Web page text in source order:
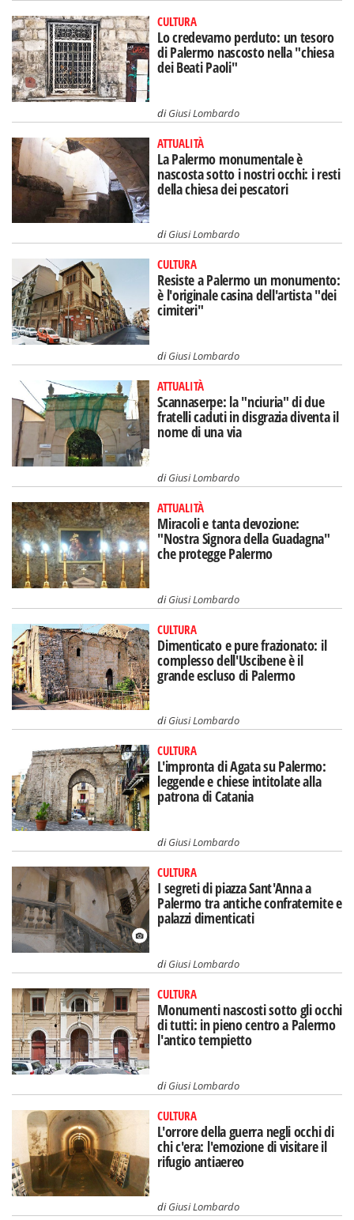
CULTURA
Lo credevamo perduto: un tesoro
di Palermo nascosto nella "chiesa
dei Beati Paoli"
diGiusi Lombardo
ATTUALITÀ
La Palermo monumentale è
nascosta sotto i nostri occhi: i resti
della chiesa dei pescatori
diGiusi Lombardo
CULTURA
Resiste a Palermo un monumento:
è l'originale casina dell'artista "dei
cimiteri"
diGiusi Lombardo
ATTUALITÀ
Scannaserpe: la "nciuria" di due
fratelli caduti in disgrazia diventa il
nome di una via
diGiusi Lombardo
ATTUALITÀ
Miracoli e tanta devozione:
"Nostra Signora della Guadagna"
che protegge Palermo
diGiusi Lombardo
CULTURA
Dimenticato e pure frazionato: il
complesso dell'Uscibene è il
grande escluso di Palermo
diGiusi Lombardo
CULTURA
L'impronta di Agata su Palermo:
leggende e chiese intitolate alla
patrona di Catania
diGiusi Lombardo
CULTURA
I segreti di piazza Sant'Anna a
Palermo tra antiche confraternite e
palazzi dimenticati
diGiusi Lombardo
CULTURA
Monumenti nascosti sotto gli occhi
di tutti: in pieno centro a Palermo
l'antico tempietto
diGiusi Lombardo
CULTURA
L'orrore della guerra negli occhi di
chi c'era: l'emozione di visitare il
rifugio antiaereo
diGiusi Lombardo